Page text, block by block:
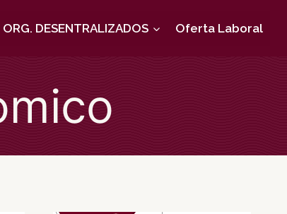
ORG. DESENTRALIZADOS Oferta Laboral